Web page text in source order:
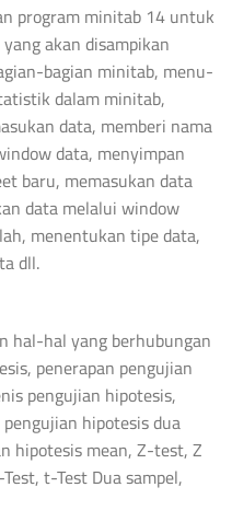
program minitab 14 untuk
akan disampikan
bagian minitab, menu-
dalam minitab,
data, memberi nama
data, menyimpan
baru, memasukan data
data melalui window
menentukan tipe data,
dll.
hal-hal yang berhubungan
penerapan pengujian
pengujian hipotesis,
hipotesis dua
hipotesis mean, Z-test, Z
t-Test Dua sampel,